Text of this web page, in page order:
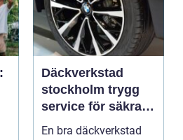
Däckverkstad
stockholm trygg
service för säkra
mil året runt
En bra däckverkstad